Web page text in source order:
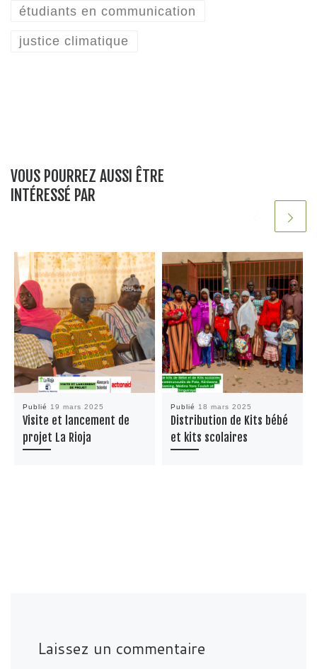
e
b
er e
dI
s
A
esl
étudiants en communication
justice climatique
VOUS POURREZ AUSSI ÊTRE
INTÉRESSÉ PAR
Publié 19 mars 2025
Visite et lancement de
projet La Rioja
Publié 18 mars 2025
Distribution de Kits bébé
et kits scolaires
Laissez un commentaire